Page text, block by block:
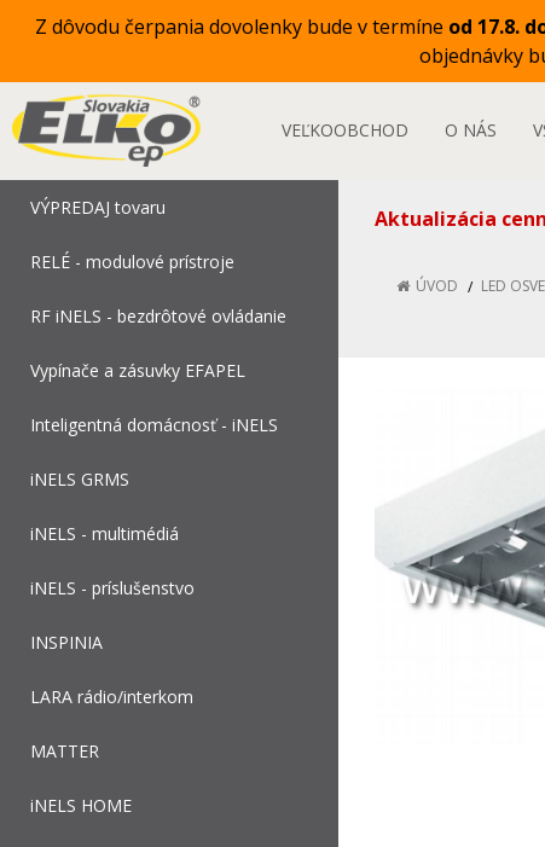
Z dôvodu čerpania dovolenky bude v termíne od 17.8.
objednávky
VEĽKOOBCHOD O NÁS
VÝPREDAJ tovaru
RELÉ - modulové prístroje
RF iNELS - bezdrôtové ovládanie
Vypínače a zásuvky EFAPEL
Inteligentná domácnosť - iNELS
iNELS GRMS
iNELS - multimédiá
iNELS - príslušenstvo
INSPINIA
LARA rádio/interkom
MATTER
iNELS HOME
Aktualizácia
ÚVOD LED